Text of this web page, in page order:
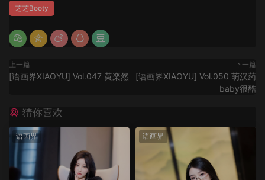
芝芝Booty
上一篇
[语画界XIAOYU] Vol.047 黄楽然
下一篇
[语画界XIAOYU] Vol.050 萌汉药
baby很酷
猜你喜欢
语画界 语画界